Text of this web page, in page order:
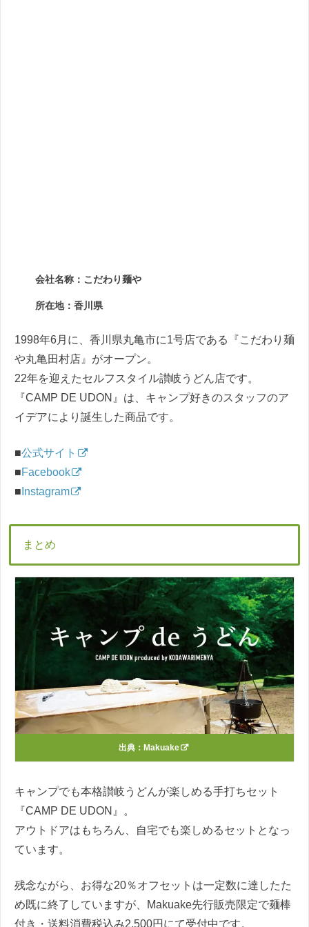
会社名称：こだわり麺や
所在地：香川県
1998年6月に、香川県丸亀市に1号店である『こだわり麺
や丸亀田村店』がオープン。
22年を迎えたセルフスタイル讃岐うどん店です。
『CAMP DE UDON』は、キャンプ好きのスタッフのア
イデアにより誕生した商品です。
■公式サイト
■Facebook
■ Instagram
まとめ
出典： Makuake
キャンプでも本格讃岐うどんが楽しめる手打ちセット
『CAMP DE UDON』。
アウトドアはもちろん、自宅でも楽しめるセットとなっ
ています。
残念ながら、お得な20％オフセットは一定数に達したた
め既に終了していますが、Makuake先行販売限定で麺棒
付き・送料消費税込み2,500円にて受付中です。